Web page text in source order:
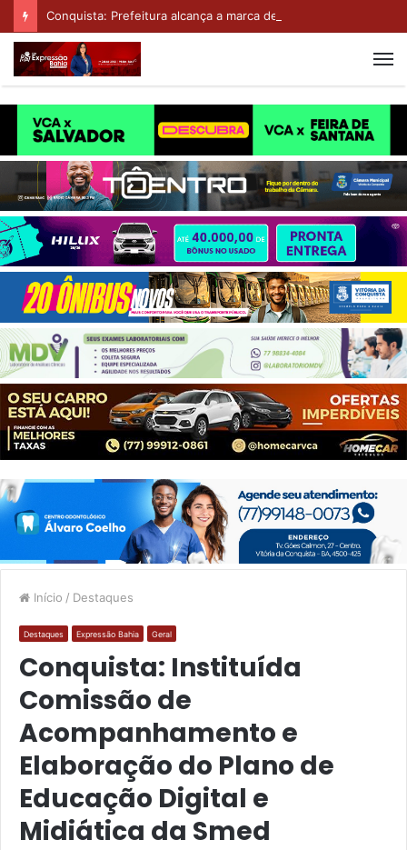
Início / Destaques
Destaques Expressão Bahia Geral
Conquista: Instituída
Comissão de
Acompanhamento e
Elaboração do Plano de
Educação Digital e
Midiática da Smed